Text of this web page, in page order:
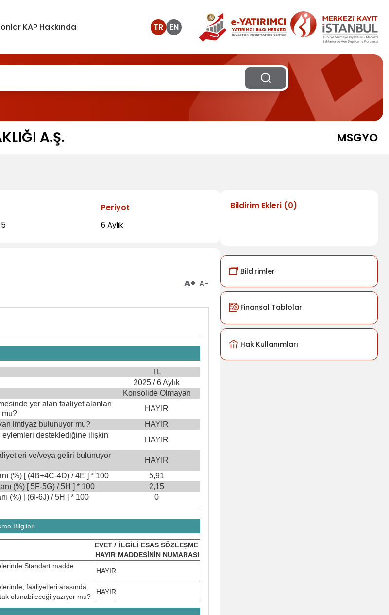
KAP Hakkında TR EN
A.Ş. MSGYO
Periyot
6 Aylık
A+ A-
TL
2025 / 6 Aylık
Konsolide Olmayan
yer alan faaliyet alanları
mu?
HAYIR
imtiyaz bulunuyor mu?
HAYIR
eylemleri desteklediğine ilişkin
HAYIR
ve/veya geliri bulunuyor
HAYIR
(%) [ (4B+4C-4D) / 4E ] * 100
5,91
(%) [ 5F-5G) / 5H ] * 100
2,15
(%) [ (6I-6J) / 5H ] * 100
0
Bilgileri
EVET /
HAYIR
İLGİLİ ESAS SÖZLEŞME
MADDESİNİN NUMARASI
Standart madde
HAYIR
faaliyetleri arasında
olunabileceği yazıyor mu?
HAYIR
Bildirim Ekleri(0)
Bildirimler
Finansal Tablolar
Hak Kullanımları